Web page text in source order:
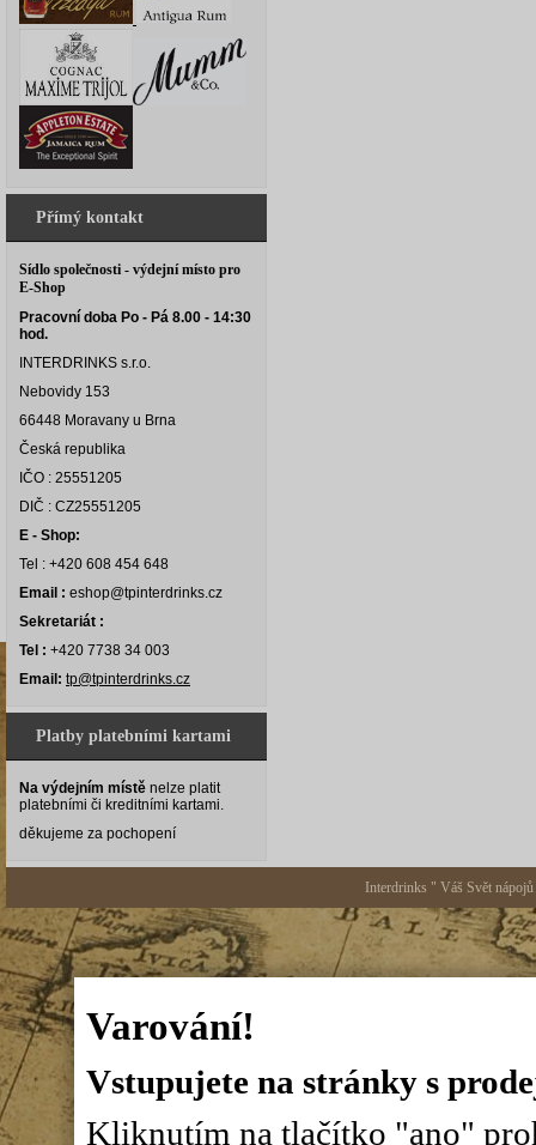
Přímý kontakt
Sídlo společnosti - výdejní místo pro
E-Shop
Pracovní doba Po - Pá 8.00 - 14:30
hod.
INTERDRINKS s.r.o.
Nebovidy 153
66448 Moravany u Brna
Česká republika
IČO : 25551205
DIČ : CZ25551205
E - Shop:
Tel : +420 608 454 648
Email : eshop@tpinterdrinks.cz
Sekretariát :
Tel : +420 7738 34 003
Email: tp@tpinterdrinks.cz
Platby platebními kartami
Na výdejním místě nelze platit
platebními či kreditními kartami.
děkujeme za pochopení
Interdrinks " Váš Svět
Varování!
Vstupujete na stránky s
Kliknutím na tlačítko "ano"